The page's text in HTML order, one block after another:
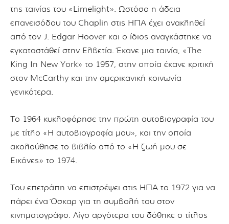
της ταινίας του «Limelight». Ωστόσο η άδεια
επανεισόδου του Chaplin στις ΗΠΑ έχει ανακληθεί
από τον J. Edgar Hoover και o ίδιος αναγκάστηκε να
εγκαταστάθεί στην Ελβετία. Έκανε μια ταινία, «The
King In New York» το 1957, στην οποία έκανε κριτική
στον McCarthy και την αμερικανική κοινωνία
γενικότερα.
Το 1964 κυκλοφόρησε την πρώτη αυτοβιογραφία του
με τίτλο «Η αυτοβιογραφία μου», και την οποία
ακολούθησε το βιβλίο από το «Η ζωή μου σε
Εικόνες» το 1974.
Του επετράπη να επιστρέψει στις ΗΠΑ το 1972 για να
πάρει ένα Όσκαρ για τη συμβολή του στον
κινηματογράφο. Λίγο αργότερα του δόθηκε ο τίτλος